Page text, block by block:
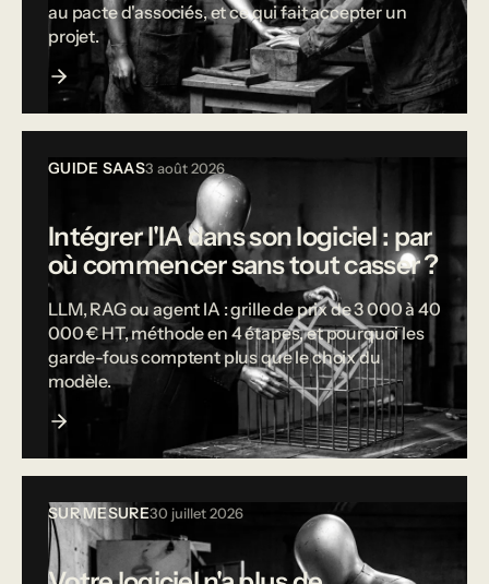
au pacte d'associés, et ce qui fait accepter un
projet.
GUIDE SAAS3 août 2026
Intégrer l'IA dans son logiciel : par
où commencer sans tout casser ?
LLM, RAG ou agent IA : grille de prix de 3 000 à 40
000 € HT, méthode en 4 étapes, et pourquoi les
garde-fous comptent plus que le choix du
modèle.
SUR MESURE30 juillet 2026